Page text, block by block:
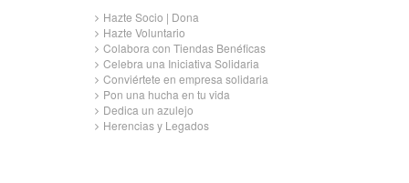
Hazte Socio | Dona
Hazte Voluntario
Colabora con Tiendas Benéficas
Celebra una Iniciativa Solidaria
Conviértete en empresa solidaria
Pon una hucha en tu vida
Dedica un azulejo
Herencias y Legados